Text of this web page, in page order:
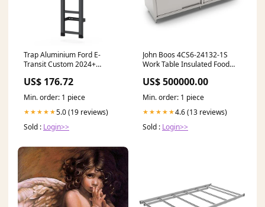
Trap Aluminium Ford E-
Transit Custom 2024+
US$ 176.72
Min. order: 1 piece
★★★★★5.0 (19 reviews)
Sold : Login>>
John Boos 4CS6-24132-1S
Work Table Insulated Food
Dispensers
US$ 500000.00
Min. order: 1 piece
★★★★★4.6 (13 reviews)
Sold : Login>>